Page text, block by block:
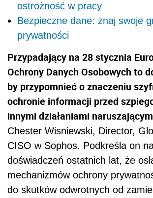
ostrożność w pracy
Bezpieczne dane: znaj swoje
prywatności
Przypadający na 28 stycznia
Ochrony Danych Osobowych to
by przypomnieć o znaczeniu
ochronie informacji przed
innymi działaniami
Chester Wisniewski, Director,
CISO w Sophos. Podkreśla on
doświadczeń ostatnich lat, że
mechanizmów ochrony
do skutków odwrotnych od